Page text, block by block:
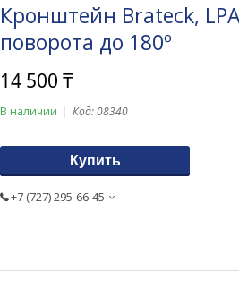
Кронштейн Brateck,
поворота до 180º
14 500 ₸
В наличии Код:08340
Купить
+7 (727) 295-66-45